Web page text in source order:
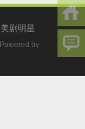
美剧明星
Powered by